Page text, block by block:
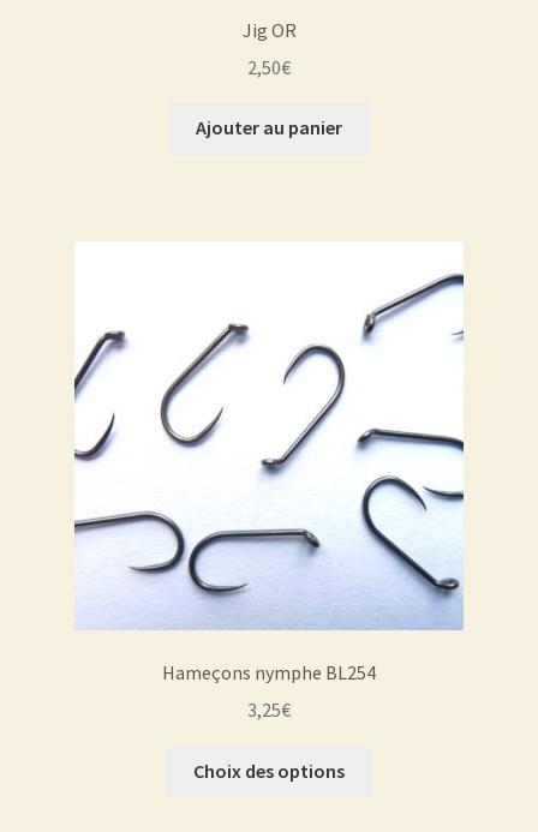
Jig OR
2,50€
Ajouter au panier
Hameçons nymphe BL254
3,25€
Choix des options